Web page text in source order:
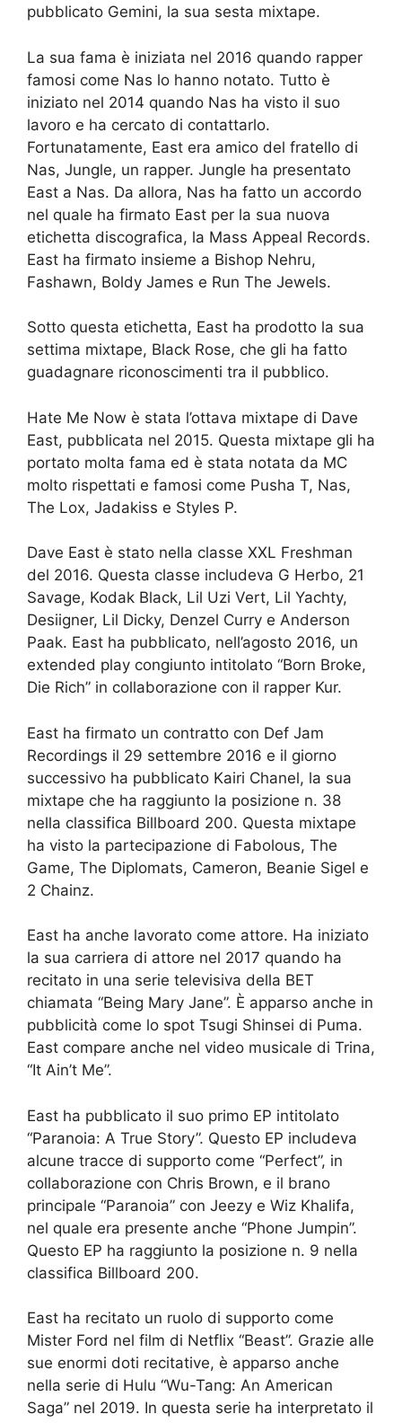
pubblicato Gemini, la sua sesta mixtape.
La sua fama è iniziata nel 2016 quando rapper
famosi come Nas lo hanno notato. Tutto è
iniziato nel 2014 quando Nas ha visto il suo
lavoro e ha cercato di contattarlo.
Fortunatamente, East era amico del fratello di
Nas, Jungle, un rapper. Jungle ha presentato
East a Nas. Da allora, Nas ha fatto un accordo
nel quale ha firmato East per la sua nuova
etichetta discografica, la Mass Appeal Records.
East ha firmato insieme a Bishop Nehru,
Fashawn, Boldy James e Run The Jewels.
Sotto questa etichetta, East ha prodotto la sua
settima mixtape, Black Rose, che gli ha fatto
guadagnare riconoscimenti tra il pubblico.
Hate Me Now è stata l’ottava mixtape di Dave
East, pubblicata nel 2015. Questa mixtape gli ha
portato molta fama ed è stata notata da MC
molto rispettati e famosi come Pusha T, Nas,
The Lox, Jadakiss e Styles P.
Dave East è stato nella classe XXL Freshman
del 2016. Questa classe includeva G Herbo, 21
Savage, Kodak Black, Lil Uzi Vert, Lil Yachty,
Desiigner, Lil Dicky, Denzel Curry e Anderson
Paak. East ha pubblicato, nell’agosto 2016, un
extended play congiunto intitolato “Born Broke,
Die Rich” in collaborazione con il rapper Kur.
East ha firmato un contratto con Def Jam
Recordings il 29 settembre 2016 e il giorno
successivo ha pubblicato Kairi Chanel, la sua
mixtape che ha raggiunto la posizione n. 38
nella classifica Billboard 200. Questa mixtape
ha visto la partecipazione di Fabolous, The
Game, The Diplomats, Cameron, Beanie Sigel e
2 Chainz.
East ha anche lavorato come attore. Ha iniziato
la sua carriera di attore nel 2017 quando ha
recitato in una serie televisiva della BET
chiamata “Being Mary Jane”. È apparso anche in
pubblicità come lo spot Tsugi Shinsei di Puma.
East compare anche nel video musicale di Trina,
“It Ain’t Me”.
East ha pubblicato il suo primo EP intitolato
“Paranoia: A True Story”. Questo EP includeva
alcune tracce di supporto come “Perfect”, in
collaborazione con Chris Brown, e il brano
principale “Paranoia” con Jeezy e Wiz Khalifa,
nel quale era presente anche “Phone Jumpin”.
Questo EP ha raggiunto la posizione n. 9 nella
classifica Billboard 200.
East ha recitato un ruolo di supporto come
Mister Ford nel film di Netflix “Beast”. Grazie alle
sue enormi doti recitative, è apparso anche
nella serie di Hulu “Wu-Tang: An American
Saga” nel 2019. In questa serie ha interpretato il